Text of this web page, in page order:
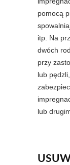
pomocą
itp. Na
dwóch
przy
lub
lub